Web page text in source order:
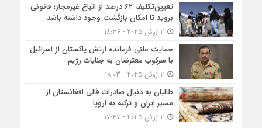
تعیین‌تکلیف ۶۲ درصد از اتباع غیرمجاز؛ قانونی
بروید تا امکان بازگشت وجود داشته باشد
حمایت علنی فرمانده ارتش پاکستان از اسرائیل
با سرکوب معترضان به جنایات رژیم
طالبان به دنبال صادرات قالی افغانستان از
مسیر ایران و ترکیه به اروپا